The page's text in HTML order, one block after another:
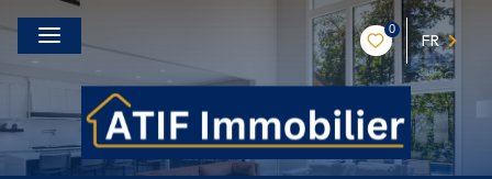
0
FR